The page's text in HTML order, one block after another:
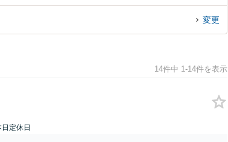
変更
14件中 1-14件を表示
定休日